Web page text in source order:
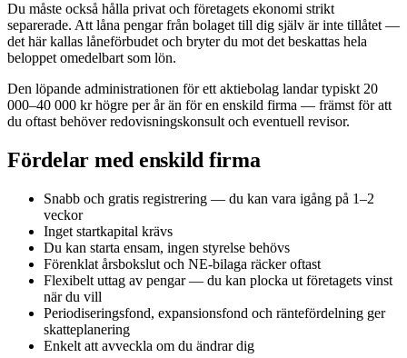
Du måste också hålla privat och företagets ekonomi strikt
separerade. Att låna pengar från bolaget till dig själv är inte tillåtet —
det här kallas låneförbudet och bryter du mot det beskattas hela
beloppet omedelbart som lön.
Den löpande administrationen för ett aktiebolag landar typiskt 20
000–40 000 kr högre per år än för en enskild firma — främst för att
du oftast behöver redovisningskonsult och eventuell revisor.
Fördelar med enskild firma
Snabb och gratis registrering — du kan vara igång på 1–2
veckor
Inget startkapital krävs
Du kan starta ensam, ingen styrelse behövs
Förenklat årsbokslut och NE-bilaga räcker oftast
Flexibelt uttag av pengar — du kan plocka ut företagets vinst
när du vill
Periodiseringsfond, expansionsfond och räntefördelning ger
skatteplanering
Enkelt att avveckla om du ändrar dig